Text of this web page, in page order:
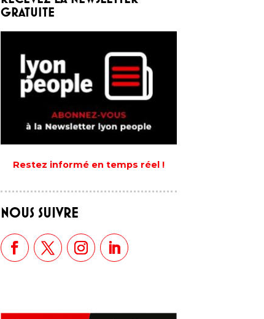
GRATUITE
Restez informé en temps réel !
NOUS SUIVRE